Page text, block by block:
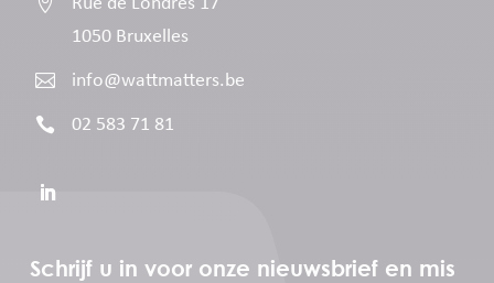
1050 Bruxelles
 info@wattmatters.be
 02 583 71 81
Schrijf u in voor onze nieuwsbrief en mis